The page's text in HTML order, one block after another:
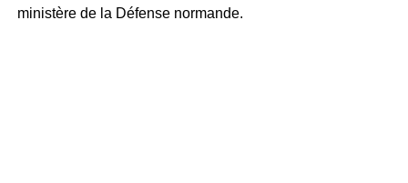
ministère de la Défense normande.